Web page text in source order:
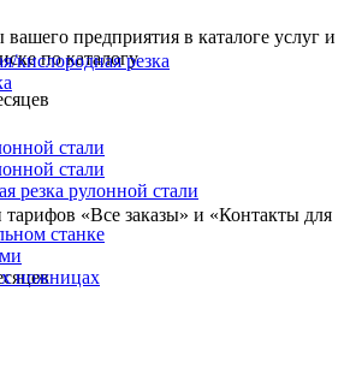
кислородная резка
стали
стали
резка рулонной стали
станке
ножницах
предприятия в каталоге услуг и
по каталогу
«Все заказы» и «Контакты для